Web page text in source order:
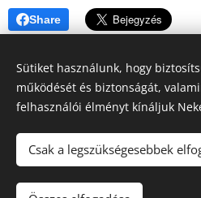
Share
Sütik
Sütiket használunk, hogy
működését és biztonságát,
felhasználói élményt kínáljuk
Csak a legszükségesebbek